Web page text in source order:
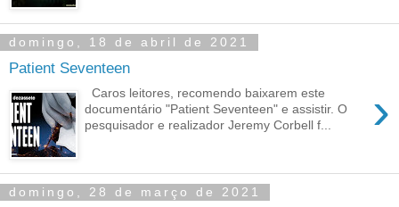
domingo, 18 de abril de 2021
Patient Seventeen
›
Caros leitores, recomendo baixarem este
documentário "Patient Seventeen" e assistir. O
pesquisador e realizador Jeremy Corbell f...
domingo, 28 de março de 2021